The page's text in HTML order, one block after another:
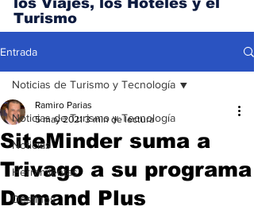
los Viajes, los Hoteles y el
Turismo
Entrada
Noticias de Turismo y Tecnología
Noticias
Herramientas
Destinos
Noticias de Turismo y Tecnología
SiteMinder suma a
Trivago a su programa
Demand Plus
Ramiro Parias
5 may 2021 3 min de lectura